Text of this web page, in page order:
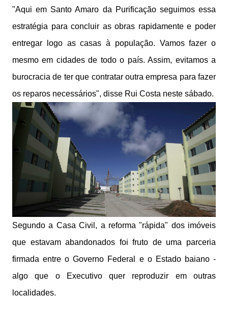
"Aqui em Santo Amaro da Purificação seguimos essa
estratégia para concluir as obras rapidamente e poder
entregar logo as casas à população. Vamos fazer o
mesmo em cidades de todo o país. Assim, evitamos a
burocracia de ter que contratar outra empresa para fazer
os reparos necessários", disse Rui Costa neste sábado.
Segundo a Casa Civil, a reforma "rápida" dos imóveis
que estavam abandonados foi fruto de uma parceria
firmada entre o Governo Federal e o Estado baiano -
algo que o Executivo quer reproduzir em outras
localidades.